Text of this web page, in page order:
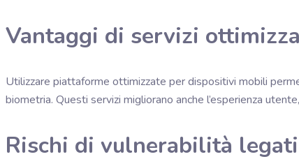
Vantaggi di servizi
Utilizzare piattaforme ottimizzate per dispositivi mobili
biometria. Questi servizi migliorano anche l’esperienza
Rischi di vulnerabilità